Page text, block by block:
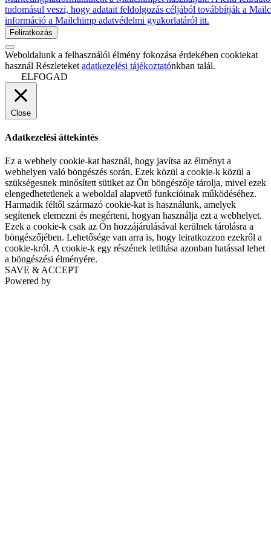
tudomásul veszi, hogy adatait feldolgozás céljából továbbítják a
információ a Mailchimp adatvédelmi gyakorlatáról itt.
Weboldalunk a felhasználói élmény fokozása érdekében cookiekat
használ Részleteket adatkezelési tájékoztatónkban talál.
ELFOGAD
Close
Adatkezelési áttekintés
Ez a webhely cookie-kat használ, hogy javítsa az élményt a
webhelyen való böngészés során. Ezek közül a cookie-k közül a
szükségesnek minősített sütiket az Ön böngészője tárolja, mivel ezek
elengedhetetlenek a weboldal alapvető funkcióinak működéséhez.
Harmadik féltől származó cookie-kat is használunk, amelyek
segítenek elemezni és megérteni, hogyan használja ezt a webhelyet.
Ezek a cookie-k csak az Ön hozzájárulásával kerülnek tárolásra a
böngészőjében. Lehetősége van arra is, hogy leiratkozzon ezekről a
cookie-król. A cookie-k egy részének letiltása azonban hatással lehet
a böngészési élményére.
SAVE & ACCEPT
Powered by